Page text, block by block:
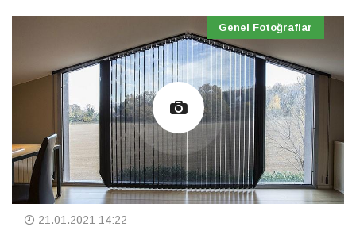
Genel Fotoğraflar
21.01.2021 14:22